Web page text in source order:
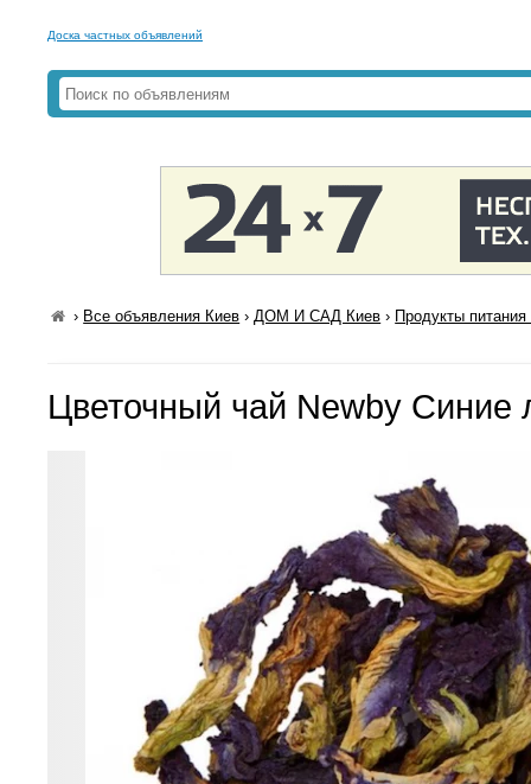
Доска частных объявлений
› Все объявления Киев ›ДОМ И САД Киев › Продукты
Цветочный чай Newby Синие